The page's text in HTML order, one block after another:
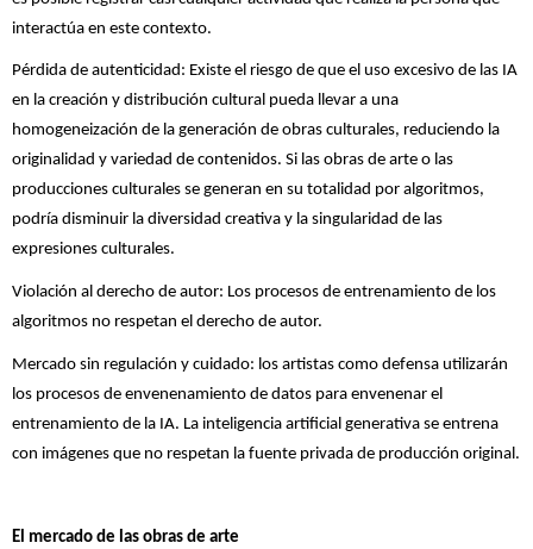
interactúa en este contexto.
Pérdida de autenticidad: Existe el riesgo de que el uso excesivo de las IA
en la creación y distribución cultural pueda llevar a una
homogeneización de la generación de obras culturales, reduciendo la
originalidad y variedad de contenidos. Si las obras de arte o las
producciones culturales se generan en su totalidad por algoritmos,
podría disminuir la diversidad creativa y la singularidad de las
expresiones culturales.
Violación al derecho de autor: Los procesos de entrenamiento de los
algoritmos no respetan el derecho de autor.
Mercado sin regulación y cuidado: los artistas como defensa utilizarán
los procesos de envenenamiento de datos para envenenar el
entrenamiento de la IA. La inteligencia artificial generativa se entrena
con imágenes que no respetan la fuente privada de producción original.
El mercado de las obras de arte